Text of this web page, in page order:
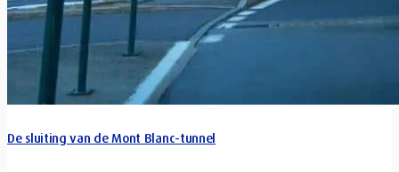
De sluiting van de Mont Blanc-tunnel